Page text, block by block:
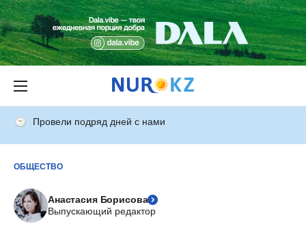
Провели подряд дней с нами
ОБЩЕСТВО
Анастасия Борисова
Выпускающий редактор